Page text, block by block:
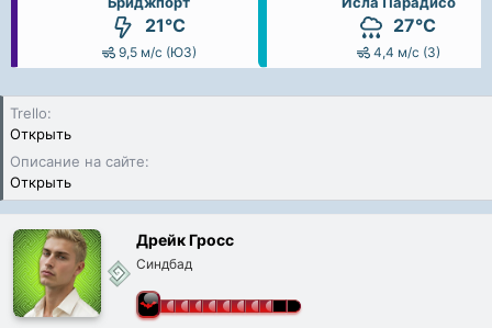
21°C
9,5 м/с (ЮЗ)
27°C
4,4 м/с (З)
Trello
Открыть
Описание на сайте
Открыть
Дрейк Гросс
Синдбад